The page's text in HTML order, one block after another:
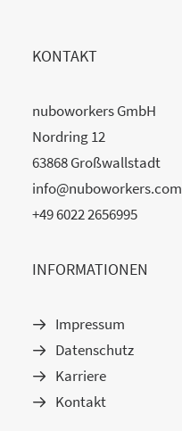
KONTAKT
nuboworkers GmbH
Nordring 12
63868 Großwallstadt
info@nuboworkers.com
+49 6022 2656995
INFORMATIONEN
Impressum
Datenschutz
Karriere
Kontakt